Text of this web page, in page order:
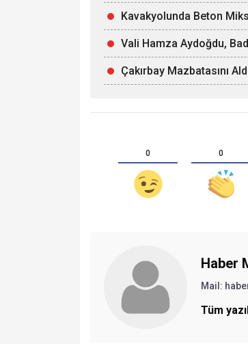
Kavakyolunda Beton
Vali Hamza Aydoğdu,
Çakırbay Mazbatasını
0 0
Haber
Mail:
Tüm